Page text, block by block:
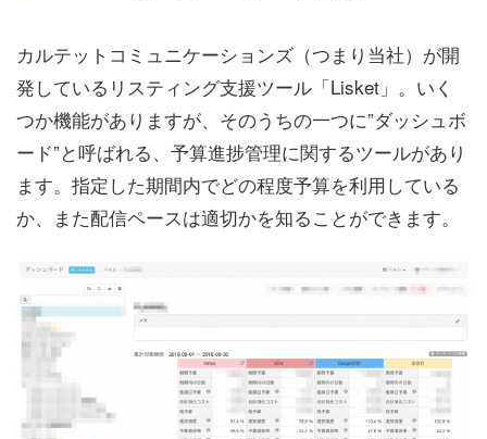
カルテットコミュニケーションズ（つまり当社）が開
発しているリスティング支援ツール「Lisket」。いく
つか機能がありますが、そのうちの一つに”ダッシュボ
ード”と呼ばれる、予算進捗管理に関するツールがあり
ます。指定した期間内でどの程度予算を利用している
か、また配信ペースは適切かを知ることができます。